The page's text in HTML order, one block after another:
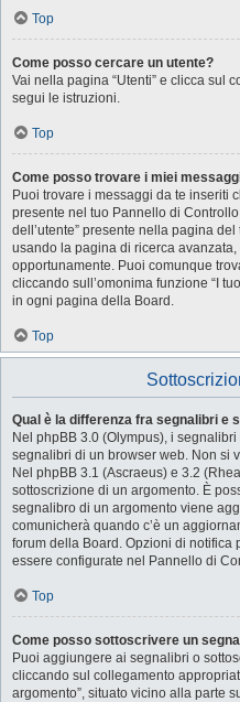
Top
Come posso cercare un utente?
Vai nella pagina “Utenti” e clicca sul
segui le istruzioni.
Top
Come posso trovare i miei
Puoi trovare i messaggi da te inseriti
presente nel tuo Pannello di
dell’utente” presente nella pagina
usando la pagina di ricerca
opportunamente. Puoi comunque
cliccando sull’omonima funzione “I
in ogni pagina della Board.
Top
Qual è la differenza fra segnalibri e
Nel phpBB 3.0 (Olympus), i
segnalibri di un browser web. Non si
Nel phpBB 3.1 (Ascraeus) e 3.2
sottoscrizione di un argomento. È
segnalibro di un argomento viene
comunicherà quando c’è un
forum della Board. Opzioni di
essere configurate nel Pannello di
Top
Come posso sottoscrivere un
Puoi aggiungere ai segnalibri o
cliccando sul collegamento
argomento”, situato vicino alla parte